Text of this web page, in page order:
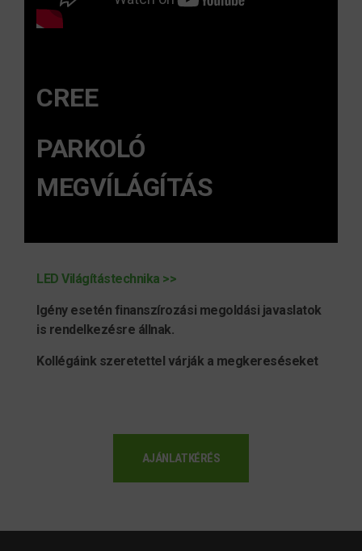
CREE
PARKOLÓ
MEGVÍLÁGÍTÁS
LED Világítástechnika >>
Igény esetén finanszírozási megoldási javaslatok
is rendelkezésre állnak.
Kollégáink szeretettel várják a megkereséseket
AJÁNLATKÉRÉS